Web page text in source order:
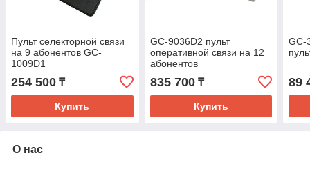
Пульт селекторной связи
на 9 абонентов GC-
1009D1
254 500 ₸
Купить
GC-9036D2 пульт
оперативной связи на 12
абонентов
835 700₸
Купить
GC-
89
О нас